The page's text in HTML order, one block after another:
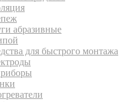
абразивные
для быстрого монтажа